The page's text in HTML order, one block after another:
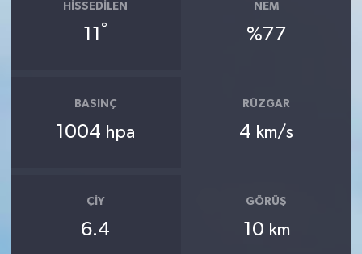
HISSEDILEN
11 °
NEM
%77
BASINÇ
1004 hpa
RÜZGAR
4 km/s
ÇIY
6.4
GÖRÜŞ
10 km